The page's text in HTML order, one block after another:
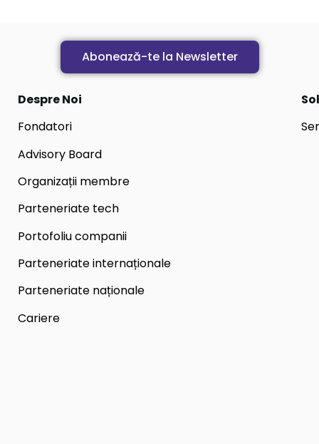
Abonează-te la Newsletter
Despre Noi
Fondatori
Advisory Board
Organizații membre
Parteneriate tech
Portofoliu companii
Parteneriate internaționale
Parteneriate naționale
Cariere